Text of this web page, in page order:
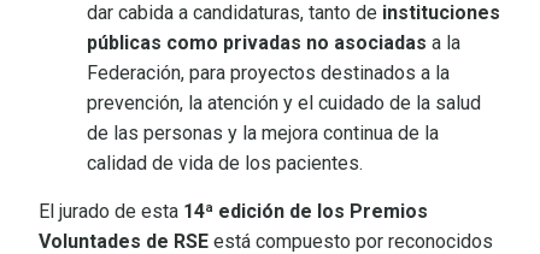
dar cabida a candidaturas, tanto de instituciones
públicas como privadas no asociadas a la
Federación, para proyectos destinados a la
prevención, la atención y el cuidado de la salud
de las personas y la mejora continua de la
calidad de vida de los pacientes.
El jurado de esta 14ª edición de los Premios
Voluntades de RSE está compuesto por reconocidos